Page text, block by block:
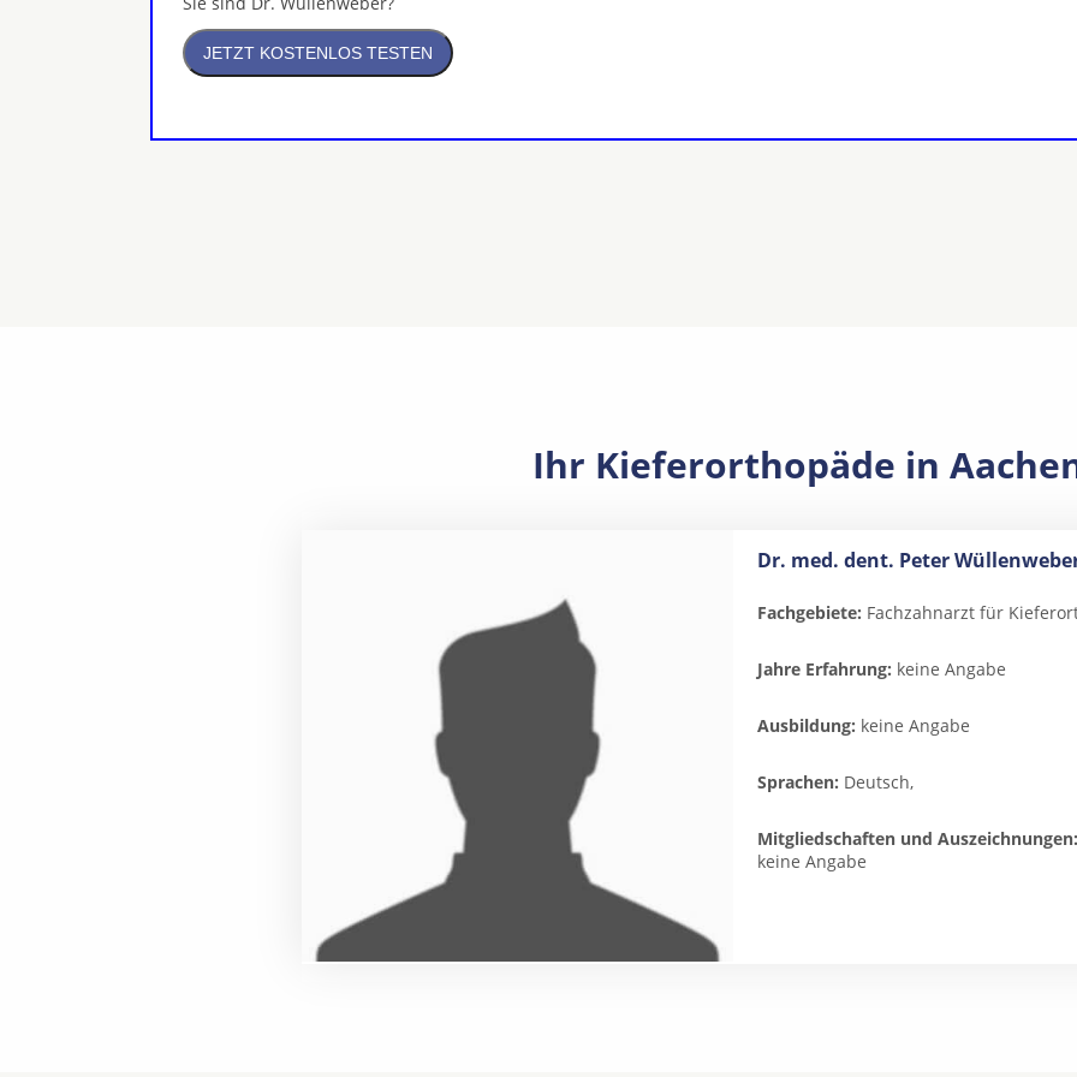
Ihr Kieferorthopäde in
Dr. med. dent. Peter
Fachgebiete: Fachzahnarzt für
Jahre Erfahrung: keine Angabe
Ausbildung: keine Angabe
Sprachen: Deutsch,
Mitgliedschaften und Auszeichnungen:
keine Angabe